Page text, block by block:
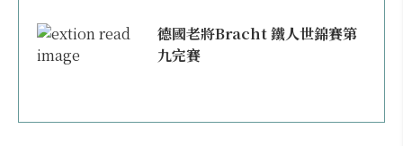
德國老將Bracht 鐵人世錦賽第
九完賽